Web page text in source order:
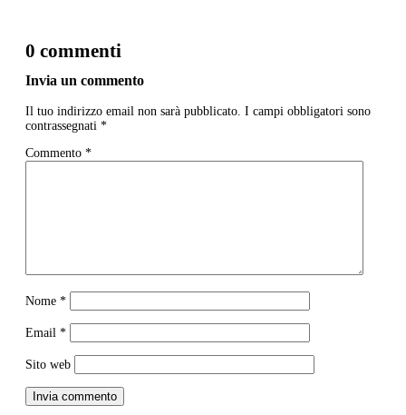
0 commenti
Invia un commento
Il tuo indirizzo email non sarà pubblicato. I campi obbligatori sono
contrassegnati *
Commento *
Nome *
Email *
Sito web
Invia commento